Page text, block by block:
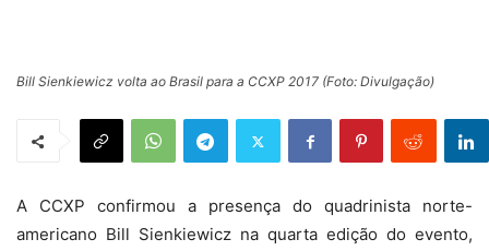
Bill Sienkiewicz volta ao Brasil para a CCXP 2017 (Foto: Divulgação)
A CCXP confirmou a presença do quadrinista norte-
americano Bill Sienkiewicz na quarta edição do evento,